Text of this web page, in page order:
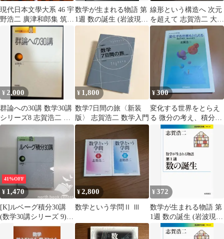
現代日本文學大系 46 宇
野浩二 廣津和郎集 筑摩
書房
数学が生まれる物語 第
1週 数の誕生 (岩波現代
文庫) 志賀 浩二
線形という構造へ 次元
を超えて 志賀浩二 大人
のための数学7
¥2,000
群論への30講 数学30講
シリーズ8 志賀浩二 朝
倉書店 群とはなに
¥ 1,800
数学7日間の旅〈新装
版〉 志賀浩二 数学入門
¥300
変化する世界をとらえ
る 微分の考え、積分の
見方
41%OFF
¥ 1,470
[K]ルベーグ積分30講
(数学30講シリーズ 9)
志賀 浩二
¥2,800
数学という学問Ⅱ Ⅲ
¥372
数学が生まれる物語 第
1週 数の誕生 (岩波現代
文庫)／志賀 浩二